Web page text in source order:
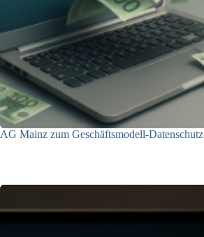
AG Mainz zum Geschäftsmodell-Datenschutz